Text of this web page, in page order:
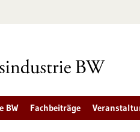
BW Fachbeiträge